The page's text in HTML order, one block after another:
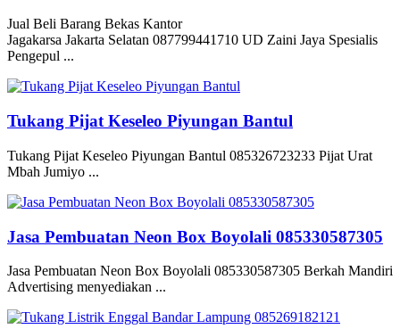
Jual Beli Barang Bekas Kantor
Jagakarsa Jakarta Selatan 087799441710 UD Zaini Jaya Spesialis
Pengepul ...
Tukang Pijat Keseleo Piyungan Bantul
Tukang Pijat Keseleo Piyungan Bantul 085326723233 Pijat Urat
Mbah Jumiyo ...
Jasa Pembuatan Neon Box Boyolali 085330587305
Jasa Pembuatan Neon Box Boyolali 085330587305 Berkah Mandiri
Advertising menyediakan ...